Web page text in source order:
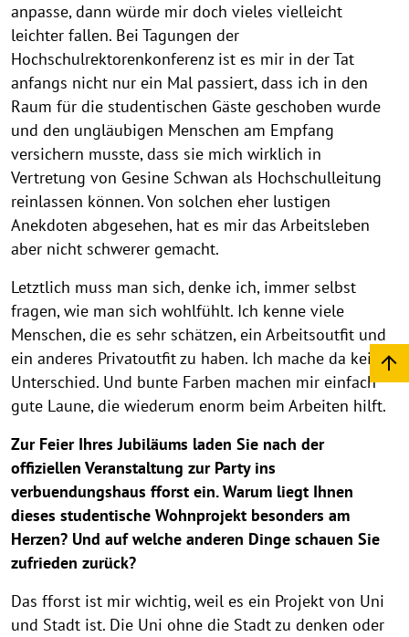
anpasse, dann würde mir doch vieles vielleicht
leichter fallen. Bei Tagungen der
Hochschulrektorenkonferenz ist es mir in der Tat
anfangs nicht nur ein Mal passiert, dass ich in den
Raum für die studentischen Gäste geschoben wurde
und den ungläubigen Menschen am Empfang
versichern musste, dass sie mich wirklich in
Vertretung von Gesine Schwan als Hochschulleitung
reinlassen können. Von solchen eher lustigen
Anekdoten abgesehen, hat es mir das Arbeitsleben
aber nicht schwerer gemacht.
Letztlich muss man sich, denke ich, immer selbst
fragen, wie man sich wohlfühlt. Ich kenne viele
Menschen, die es sehr schätzen, ein Arbeitsoutfit und
ein anderes Privatoutfit zu haben. Ich mache da keinen
Unterschied. Und bunte Farben machen mir einfach
gute Laune, die wiederum enorm beim Arbeiten hilft.
Zur Feier Ihres Jubiläums laden Sie nach der
offiziellen Veranstaltung zur Party ins
verbuendungshaus fforst ein. Warum liegt Ihnen
dieses studentische Wohnprojekt besonders am
Herzen? Und auf welche anderen Dinge schauen Sie
zufrieden zurück?
Das fforst ist mir wichtig, weil es ein Projekt von Uni
und Stadt ist. Die Uni ohne die Stadt zu denken oder